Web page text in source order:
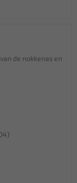
de nokkenas en